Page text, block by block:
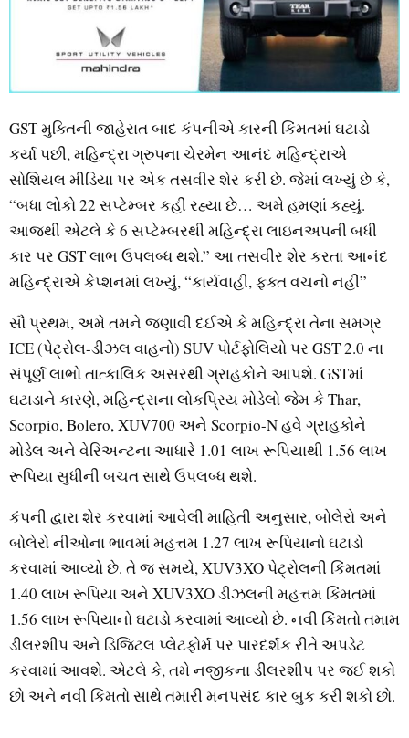
GST મુક્તિની જાહેરાત બાદ કંપનીએ કારની કિંમતમાં ઘટાડો
કર્યા પછી, મહિન્દ્રા ગ્રુપના ચેરમેન આનંદ મહિન્દ્રાએ
સોશિયલ મીડિયા પર એક તસવીર શેર કરી છે. જેમાં લખ્યું છે કે,
“બધા લોકો 22 સપ્ટેમ્બર કહી રહ્યા છે… અમે હમણાં કહ્યું.
આજથી એટલે કે 6 સપ્ટેમ્બરથી મહિન્દ્રા લાઇનઅપની બધી
કાર પર GST લાભ ઉપલબ્ધ થશે.” આ તસવીર શેર કરતા આનંદ
મહિન્દ્રાએ કેપ્શનમાં લખ્યું, “કાર્યવાહી, ફક્ત વચનો નહીં”
સૌ પ્રથમ, અમે તમને જણાવી દઈએ કે મહિન્દ્રા તેના સમગ્ર
ICE (પેટ્રોલ-ડીઝલ વાહનો) SUV પોર્ટફોલિયો પર GST 2.0 ના
સંપૂર્ણ લાભો તાત્કાલિક અસરથી ગ્રાહકોને આપશે. GSTમાં
ઘટાડાને કારણે, મહિન્દ્રાના લોકપ્રિય મોડેલો જેમ કે Thar,
Scorpio, Bolero, XUV700 અને Scorpio-N હવે ગ્રાહકોને
મોડેલ અને વેરિઅન્ટના આધારે 1.01 લાખ રૂપિયાથી 1.56 લાખ
રૂપિયા સુધીની બચત સાથે ઉપલબ્ધ થશે.
કંપની દ્વારા શેર કરવામાં આવેલી માહિતી અનુસાર, બોલેરો અને
બોલેરો નીઓના ભાવમાં મહત્તમ 1.27 લાખ રૂપિયાનો ઘટાડો
કરવામાં આવ્યો છે. તે જ સમયે, XUV3XO પેટ્રોલની કિંમતમાં
1.40 લાખ રૂપિયા અને XUV3XO ડીઝલની મહત્તમ કિંમતમાં
1.56 લાખ રૂપિયાનો ઘટાડો કરવામાં આવ્યો છે. નવી કિંમતો તમામ
ડીલરશીપ અને ડિજિટલ પ્લેટફોર્મ પર પારદર્શક રીતે અપડેટ
કરવામાં આવશે. એટલે કે, તમે નજીકના ડીલરશીપ પર જઈ શકો
છો અને નવી કિંમતો સાથે તમારી મનપસંદ કાર બુક કરી શકો છો.